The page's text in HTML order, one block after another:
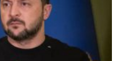
აღიარა მიხეილ
სამხედრო აგრესიის
- 2008 წლის
ომზე პასუხისმგებლობა
ქვეყანას